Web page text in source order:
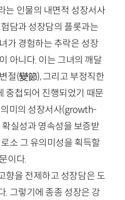
는 인물의 내면적 성장서사
담과 성장담의 플롯과는
가 경험하는 추락은 성장
아니다. 이는 그녀의 깨달
절(變節), 그리고 부정직한
중첩되어 진행되었기 때문
미의 성장서사(growth-
실성과 영속성을 보증받
소 그 유의미성을 획득할
이다.
향을 전제하고 성장담은 도
. 그렇기에 종종 성장은 강